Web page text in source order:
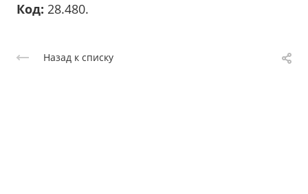
Код: 28.480.
Назад к списку